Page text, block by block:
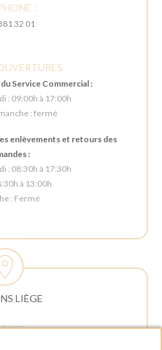
:
32 01
Service Commercial :
: 09:00h à 17:00h
: fermé
enlèvements et retours des
:
: 08:30h à 17:30h
à 13:00h
: Fermé
LIÈGE
: